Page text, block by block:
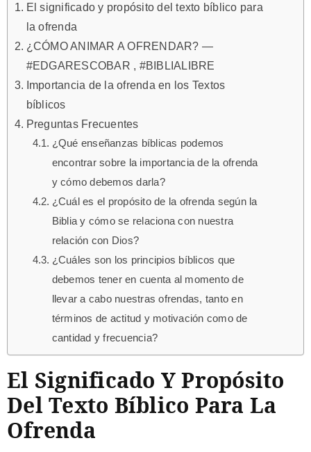
El significado y propósito del texto bíblico para
la ofrenda
¿CÓMO ANIMAR A OFRENDAR? —
#EDGARESCOBAR , #BIBLIALIBRE
Importancia de la ofrenda en los Textos
bíblicos
Preguntas Frecuentes
¿Qué enseñanzas bíblicas podemos
encontrar sobre la importancia de la ofrenda
y cómo debemos darla?
¿Cuál es el propósito de la ofrenda según la
Biblia y cómo se relaciona con nuestra
relación con Dios?
¿Cuáles son los principios bíblicos que
debemos tener en cuenta al momento de
llevar a cabo nuestras ofrendas, tanto en
términos de actitud y motivación como de
cantidad y frecuencia?
El Significado Y Propósito
Del Texto Bíblico Para La
Ofrenda